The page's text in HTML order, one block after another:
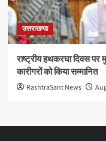
उत्तराखण्ड
राष्ट्रीय हथकरघा दिवस
कारीगरों को किया सम्मानित
RashtraSant News